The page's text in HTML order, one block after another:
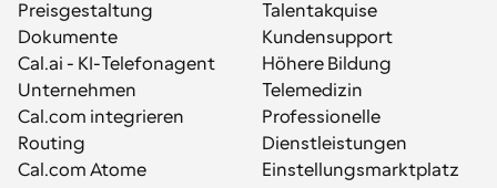
Preisgestaltung
Dokumente
Cal.ai - KI-Telefonagent
Unternehmen
Cal.com integrieren
Routing
Cal.com Atome
Talentakquise
Kundensupport
Höhere Bildung
Telemedizin
Professionelle
Dienstleistungen
Einstellungsmarktplatz